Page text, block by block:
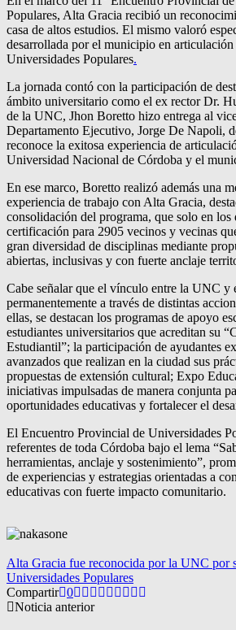
Populares, Alta Gracia recibió un
casa de altos estudios. El mismo valoró
desarrollada por el municipio en
Universidades Populares.
La jornada contó con la participación de
ámbito universitario como el ex rector Dr.
de la UNC, Jhon Boretto hizo entrega al
Departamento Ejecutivo, Jorge De Napoli,
reconoce la exitosa experiencia de
Universidad Nacional de Córdoba y el
En ese marco, Boretto realizó además una
experiencia de trabajo con Alta Gracia,
consolidación del programa, que solo en
certificación para 2905 vecinos y vecinas
gran diversidad de disciplinas mediante
abiertas, inclusivas y con fuerte anclaje
Cabe señalar que el vínculo entre la UNC y
permanentemente a través de distintas
ellas, se destacan los programas de apoyo
estudiantes universitarios que acreditan su
Estudiantil”; la participación de ayudantes
avanzados que realizan en la ciudad sus
propuestas de extensión cultural; Expo
iniciativas impulsadas de manera conjunta
oportunidades educativas y fortalecer el
El Encuentro Provincial de Universidades
referentes de toda Córdoba bajo el lema
herramientas, anclaje y sostenimiento”,
de experiencias y estrategias orientadas a
educativas con fuerte impacto comunitario.
Alta Gracia fue reconocida por la UNC por
Universidades Populares
Compartir 0
Noticia anterior